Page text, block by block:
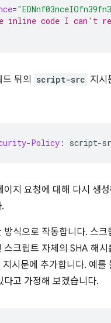
=
inline code I can't
드 뒤의 script-src 지시
-Policy : script-
이지 요청에 대해 다시 생
방식으로 작동합니다. 스크
스크립트 자체의 SHA 해시
지시문에 추가합니다. 예를
다고 가정해 보겠습니다.